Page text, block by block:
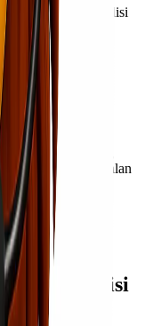
ekspedisi
penyedia untuk
kualitas.
barang kiriman
terjadi kerusakan
pihak ekspedisi
Komunikasi yang
semua berjalan
menemukan
sesuai dengan
Ekspedisi